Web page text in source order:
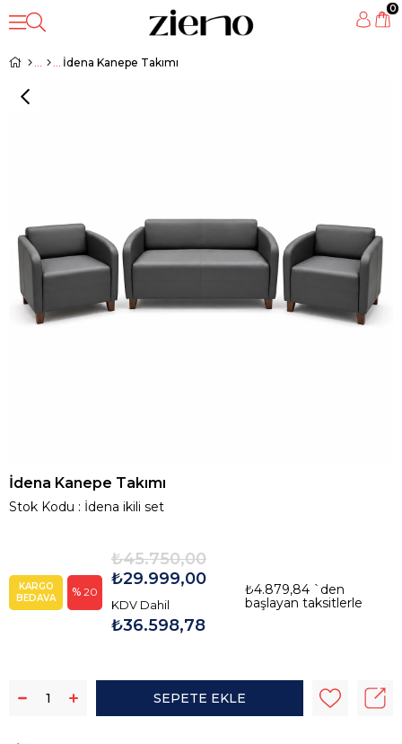
0
İdena Kanepe Takımı
›
İdena Kanepe Takımı
Stok Kodu İdena ikili set
KARGO
BEDAVA
20
₺45.750,00
₺29.999,00
KDV Dahil
₺36.598,78
₺4.879,84 `den
başlayan taksitlerle